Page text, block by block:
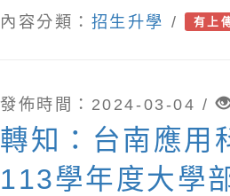
理「護理科
內容分類： 招生升學 / 有上
發佈時間：2024-03-04 /
轉知：台南應用
113學年度大學